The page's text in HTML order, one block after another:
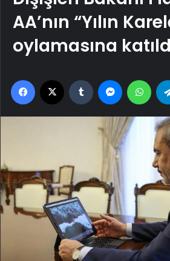
AA’nın “Yılın
oylamasına
Facebook Tumblr Messenger